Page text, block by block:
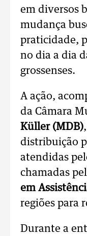
em diversos
mudança
praticidade,
no dia a dia
grossenses.
A ação,
da Câmara
Küller (MDB)
distribuição
atendidas
chamadas
em
regiões para
Durante a